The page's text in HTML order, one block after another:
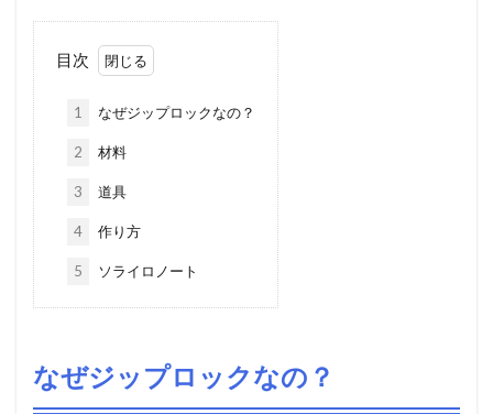
目次
1 なぜジップロックなの？
2 材料
3 道具
4 作り方
5 ソライロノート
なぜジップロックなの？